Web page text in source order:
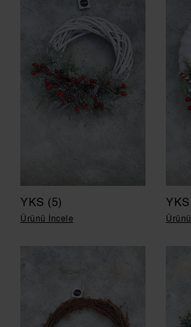
YKS (5)
Ürünü İncele